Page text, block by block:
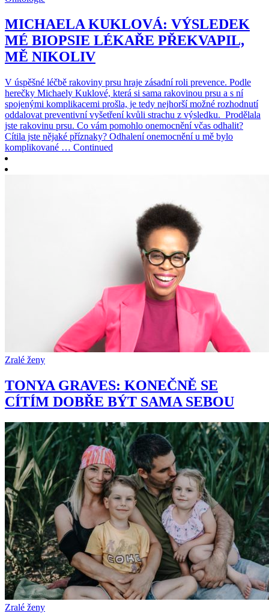
MICHAELA KUKLOVÁ: VÝSLEDEK
MÉ BIOPSIE LÉKAŘE PŘEKVAPIL,
MĚ NIKOLIV
V úspěšné léčbě rakoviny prsu hraje zásadní roli prevence. Podle
herečky Michaely Kuklové, která si sama rakovinou prsu a s ní
spojenými komplikacemi prošla, je tedy nejhorší možné rozhodnutí
oddalovat preventivní vyšetření kvůli strachu z výsledku. Prodělala
jste rakovinu prsu. Co vám pomohlo onemocnění včas odhalit?
Cítila jste nějaké příznaky? Odhalení onemocnění u mě bylo
komplikované … Continued
Zralé ženy
TONYA GRAVES: KONEČNĚ SE
CÍTÍM DOBŘE BÝT SAMA SEBOU
Zralé ženy